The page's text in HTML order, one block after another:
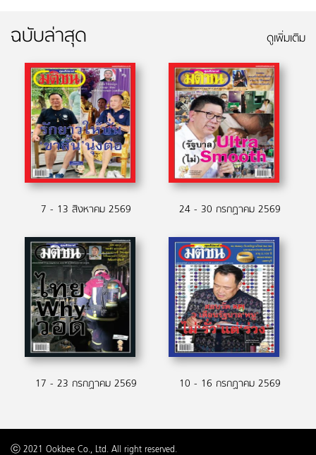
ฉบับล่าสุด ดูเพิ่มเติม
7 - 13 สิงหาคม 2569 24 - 30 กรกฏาคม 2569
17 - 23 กรกฏาคม 2569 10 - 16 กรกฏาคม 2569
ⓒ 2021 Ookbee Co., Ltd. All right reserved.